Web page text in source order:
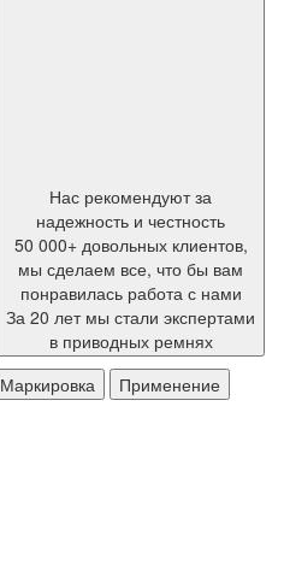
Нас рекомендуют за
надежность и честность
50 000+ довольных клиентов,
мы сделаем все, что бы вам
понравилась работа с нами
За 20 лет мы стали экспертами
в приводных ремнях
Маркировка
Применение